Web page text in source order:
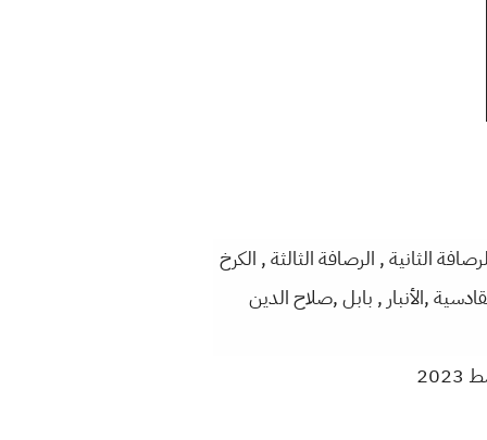
بغداد الرصافة الاولى ,الرصافة الثانية , الرصافة الثالثة , الكرخ
,الأنبار , بابل ,صلاح الدين